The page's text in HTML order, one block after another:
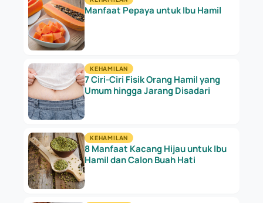
Manfaat Pepaya untuk Ibu Hamil
KEHAMILAN
7 Ciri-Ciri Fisik Orang Hamil yang
Umum hingga Jarang Disadari
KEHAMILAN
8 Manfaat Kacang Hijau untuk Ibu
Hamil dan Calon Buah Hati